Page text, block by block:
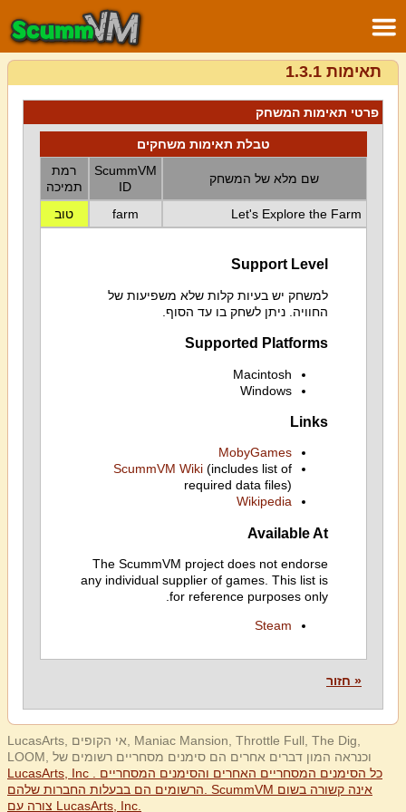
תאימות 1.3.1
פרטי תאימות המשחק
טבלת תאימות משחקים
שם מלא של המשחק
ScummVM
ID
רמת
תמיכה
Let's Explore the Farm
farm טוב
Support Level
למשחק יש בעיות קלות שלא משפיעות של
החוויה. ניתן לשחק בו עד הסוף.
Supported Platforms
Macintosh
Windows
Links
MobyGames
ScummVM Wiki(includes list of
required data files)
Wikipedia
Available At
The ScummVM project does not endorse
any individual supplier of games. This list is
for reference purposes only.
Steam
« חזור
LucasArts, אי הקופים, Maniac Mansion, Throttle Full, The Dig,
LOOM, וכנראה המון דברים אחרים הם סימנים מסחריים רשומים של
LucasArts, Inc . כל הסימנים המסחריים האחרים והסימנים המסחריים
הרשומים הם בבעלות החברות שלהם. ScummVM אינה קשורה בשום
צורה עם LucasArts, Inc.